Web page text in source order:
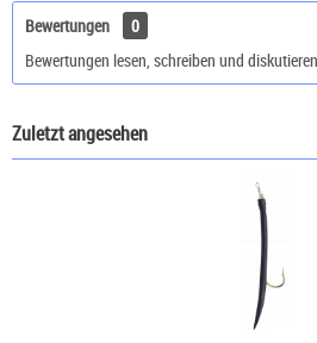
Bewertungen
0
Bewertungen lesen, schreiben und
Zuletzt angesehen